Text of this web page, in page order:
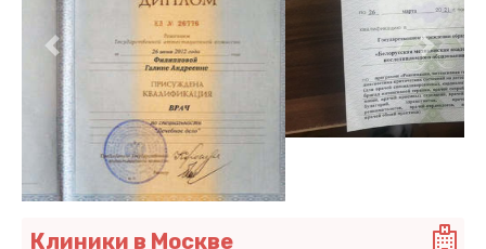
Предыдущий
Клиники в Москве
Консультация аллерголога
Консультация педиатра